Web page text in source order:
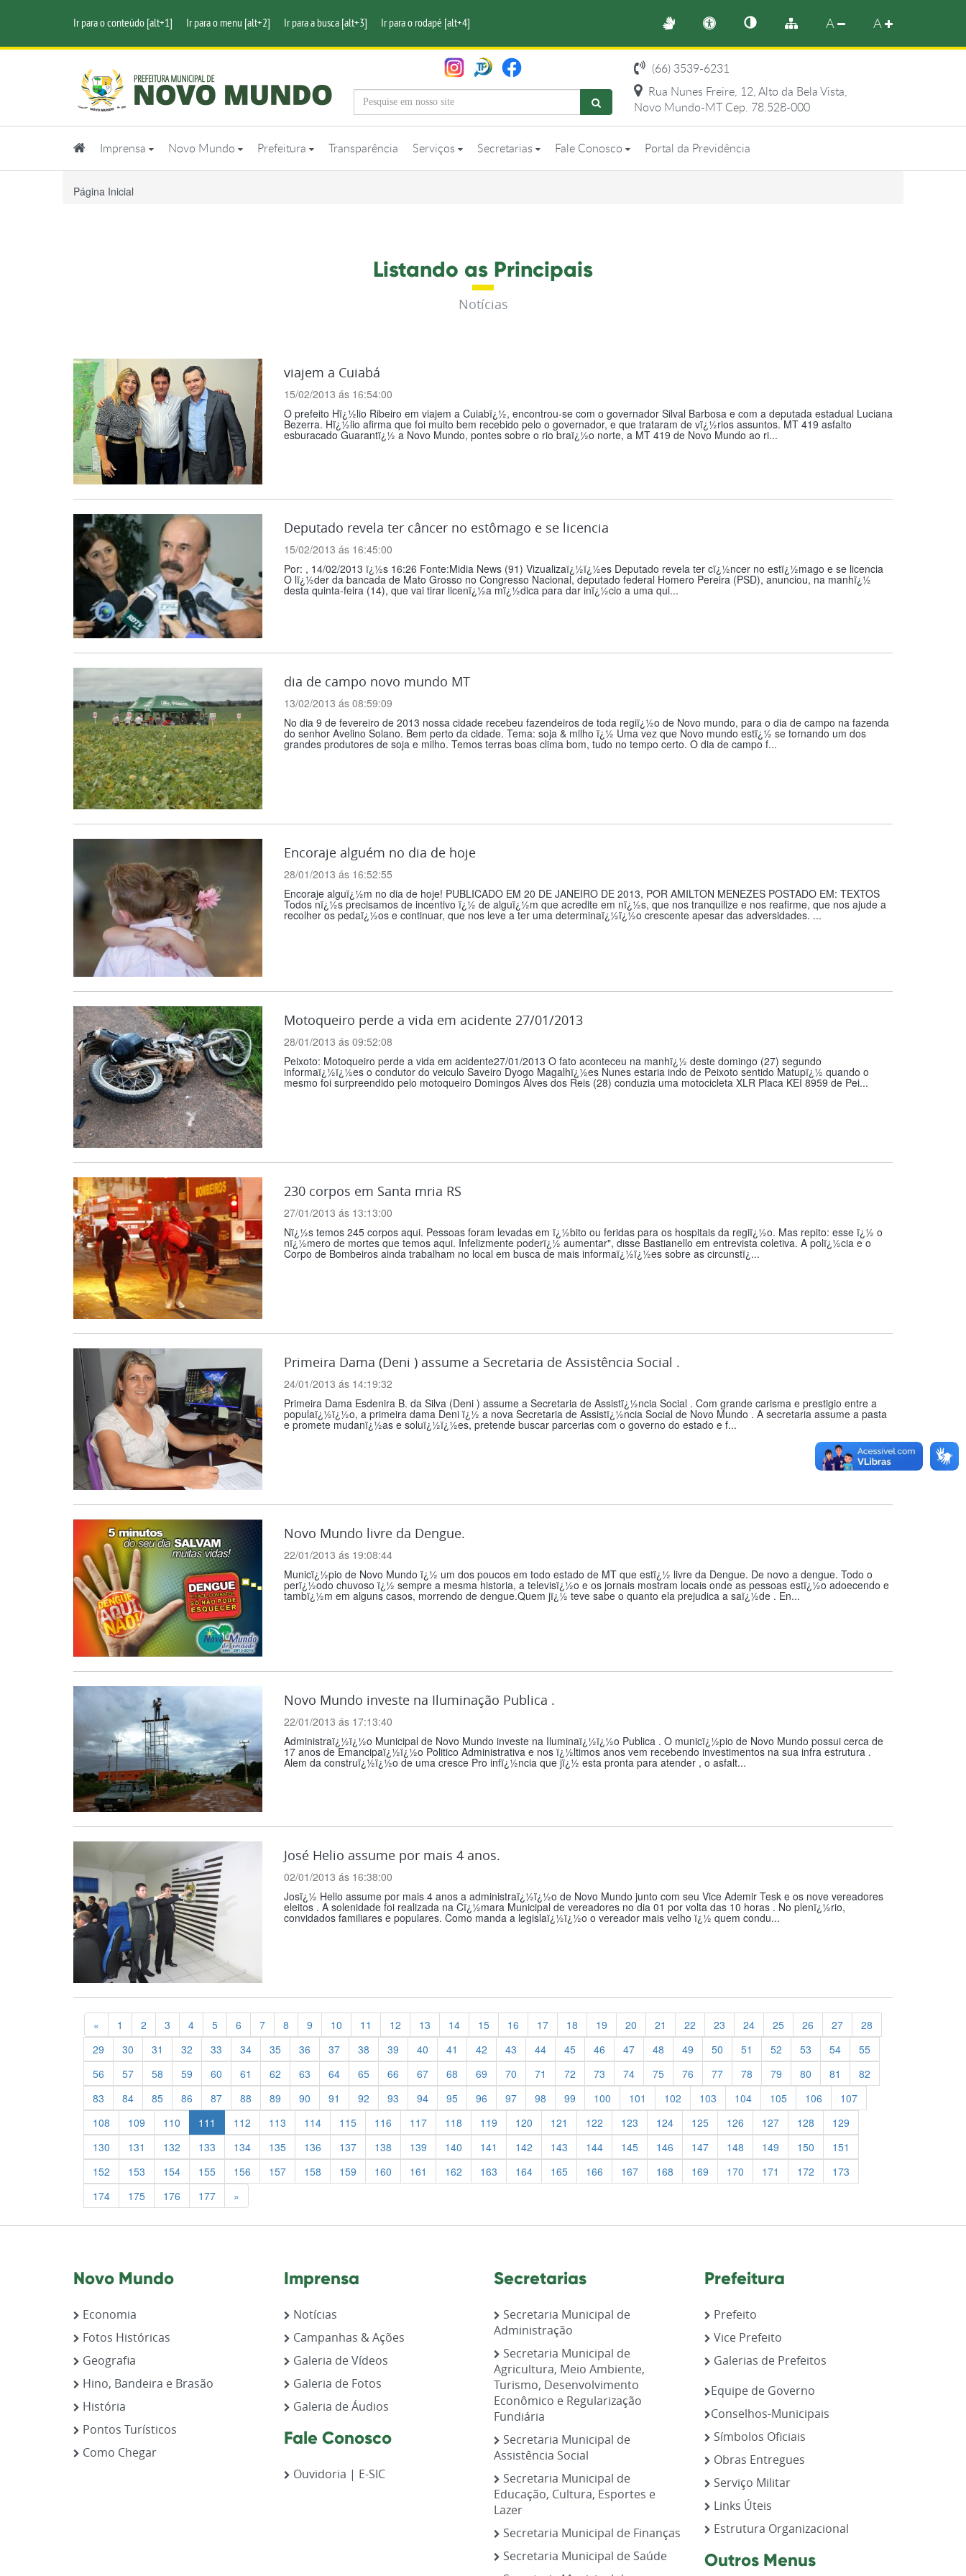
Ir para o conteúdo [alt+1] Ir para o menu [alt+2] Ir para a busca [alt+3] Ir para o rodapé [alt+4] A A
(66) 3539-6231
Rua Nunes Freire, 12, Alto da Bela Vista,
Novo Mundo-MT Cep. 78.528-000
Imprensa Novo Mundo Prefeitura Transparência Serviços Secretarias Fale Conosco Portal da Previdência
Página Inicial
Listando as Principais
Notícias
viajem a Cuiabá
15/02/2013 ás 16:54:00
O prefeito Hï¿½lio Ribeiro em viajem a Cuiabï¿½, encontrou-se com o governador Silval Barbosa e com a deputada estadual Luciana
Bezerra. Hï¿½lio afirma que foi muito bem recebido pelo o governador, e que trataram de vï¿½rios assuntos. MT 419 asfalto
esburacado Guarantï¿½ a Novo Mundo, pontes sobre o rio braï¿½o norte, a MT 419 de Novo Mundo ao ri...
Deputado revela ter câncer no estômago e se licencia
15/02/2013 ás 16:45:00
Por: , 14/02/2013 ï¿½s 16:26 Fonte:Midia News (91) Vizualizaï¿½ï¿½es Deputado revela ter cï¿½ncer no estï¿½mago e se licencia
O lï¿½der da bancada de Mato Grosso no Congresso Nacional, deputado federal Homero Pereira (PSD), anunciou, na manhï¿½
desta quinta-feira (14), que vai tirar licenï¿½a mï¿½dica para dar inï¿½cio a uma qui...
dia de campo novo mundo MT
13/02/2013 ás 08:59:09
No dia 9 de fevereiro de 2013 nossa cidade recebeu fazendeiros de toda regiï¿½o de Novo mundo, para o dia de campo na fazenda
do senhor Avelino Solano. Bem perto da cidade. Tema: soja & milho ï¿½ Uma vez que Novo mundo estï¿½ se tornando um dos
grandes produtores de soja e milho. Temos terras boas clima bom, tudo no tempo certo. O dia de campo f...
Encoraje alguém no dia de hoje
28/01/2013 ás 16:52:55
Encoraje alguï¿½m no dia de hoje! PUBLICADO EM 20 DE JANEIRO DE 2013, POR AMILTON MENEZES POSTADO EM: TEXTOS
Todos nï¿½s precisamos de incentivo ï¿½ de alguï¿½m que acredite em nï¿½s, que nos tranquilize e nos reafirme, que nos ajude a
recolher os pedaï¿½os e continuar, que nos leve a ter uma determinaï¿½ï¿½o crescente apesar das adversidades. ...
Motoqueiro perde a vida em acidente 27/01/2013
28/01/2013 ás 09:52:08
Peixoto: Motoqueiro perde a vida em acidente27/01/2013 O fato aconteceu na manhï¿½ deste domingo (27) segundo
informaï¿½ï¿½es o condutor do veiculo Saveiro Dyogo Magalhï¿½es Nunes estaria indo de Peixoto sentido Matupï¿½ quando o
mesmo foi surpreendido pelo motoqueiro Domingos Alves dos Reis (28) conduzia uma motocicleta XLR Placa KEI 8959 de Pei...
230 corpos em Santa mria RS
27/01/2013 ás 13:13:00
Nï¿½s temos 245 corpos aqui. Pessoas foram levadas em ï¿½bito ou feridas para os hospitais da regiï¿½o. Mas repito: esse ï¿½ o
nï¿½mero de mortes que temos aqui. Infelizmente poderï¿½ aumentar", disse Bastianello em entrevista coletiva. A polï¿½cia e o
Corpo de Bombeiros ainda trabalham no local em busca de mais informaï¿½ï¿½es sobre as circunstï¿...
Primeira Dama (Deni ) assume a Secretaria de Assistência Social .
24/01/2013 ás 14:19:32
Primeira Dama Esdenira B. da Silva (Deni ) assume a Secretaria de Assistï¿½ncia Social . Com grande carisma e prestigio entre a
populaï¿½ï¿½o, a primeira dama Deni ï¿½ a nova Secretaria de Assistï¿½ncia Social de Novo Mundo . A secretaria assume a pasta
e promete mudanï¿½as e soluï¿½ï¿½es, pretende buscar parcerias com o governo do estado e f...
Novo Mundo livre da Dengue.
22/01/2013 ás 19:08:44
Municï¿½pio de Novo Mundo ï¿½ um dos poucos em todo estado de MT que estï¿½ livre da Dengue. De novo a dengue. Todo o
perï¿½odo chuvoso ï¿½ sempre a mesma historia, a televisï¿½o e os jornais mostram locais onde as pessoas estï¿½o adoecendo e
tambï¿½m em alguns casos, morrendo de dengue.Quem jï¿½ teve sabe o quanto ela prejudica a saï¿½de . En...
Novo Mundo investe na Iluminação Publica .
22/01/2013 ás 17:13:40
Administraï¿½ï¿½o Municipal de Novo Mundo investe na Iluminaï¿½ï¿½o Publica . O municï¿½pio de Novo Mundo possui cerca de
17 anos de Emancipaï¿½ï¿½o Politico Administrativa e nos ï¿½ltimos anos vem recebendo investimentos na sua infra estrutura .
Alem da construï¿½ï¿½o de uma cresce Pro infï¿½ncia que jï¿½ esta pronta para atender , o asfalt...
José Helio assume por mais 4 anos.
02/01/2013 ás 16:38:00
Josï¿½ Helio assume por mais 4 anos a administraï¿½ï¿½o de Novo Mundo junto com seu Vice Ademir Tesk e os nove vereadores
eleitos . A solenidade foi realizada na Cï¿½mara Municipal de vereadores no dia 01 por volta das 10 horas . No plenï¿½rio,
convidados familiares e populares. Como manda a legislaï¿½ï¿½o o vereador mais velho ï¿½ quem condu...
« Previous
1 2 3 4 5 6 7 8 9 10 11 12 13 14 15 16 17 18 19 20 21 22 23 24 25 26 27
28
29
30 31 32 33 34 35 36 37 38 39 40 41 42 43 44 45 46 47 48 49 50 51 52 53 54
55
56
57 58 59 60 61 62 63 64 65 66 67 68 69 70 71 72 73 74 75 76 77 78 79 80 81
82
83
84 85 86 87 88 89 90 91 92 93 94 95 96 97 98 99 100 101 102 103 104 105 106
107
108
109 110 111 112 113 114 115 116 117 118 119 120 121 122 123 124 125 126 127 128
129
130
131 132 133 134 135 136 137 138 139 140 141 142 143 144 145 146 147 148 149 150
151
152
153 154 155 156 157 158 159 160 161 162 163 164 165 166 167 168 169 170 171 172
173
174
175 176 177 »
Novo Mundo
Economia
Fotos Históricas
Geografia
Hino, Bandeira e Brasão
História
Pontos Turísticos
Como Chegar
Imprensa
Notícias
Campanhas & Ações
Galeria de Vídeos
Galeria de Fotos
Galeria de Áudios
Fale Conosco
Ouvidoria | E-SIC
Secretarias
Secretaria Municipal de
Administração
Secretaria Municipal de
Agricultura, Meio Ambiente,
Turismo, Desenvolvimento
Econômico e Regularização
Fundiária
Secretaria Municipal de
Assistência Social
Secretaria Municipal de
Educação, Cultura, Esportes e
Lazer
Secretaria Municipal de Finanças
Secretaria Municipal de Saúde
Prefeitura
Prefeito
Vice Prefeito
Galerias de Prefeitos
Equipe de Governo
Conselhos-Municipais
Símbolos Oficiais
Obras Entregues
Serviço Militar
Links Úteis
Estrutura Organizacional
Outros Menus